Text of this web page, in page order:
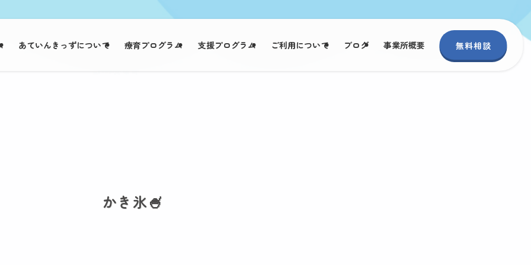
あていんきっずについて 療育プログラム 支援プログラム ご利用について ブログ 事業所概要 無料相談
かき氷🍧